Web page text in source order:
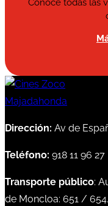
Conoce todas las
Dirección: Av de
Teléfono: 918 11 96 27
Transporte público:
de Moncloa: 651 / 654